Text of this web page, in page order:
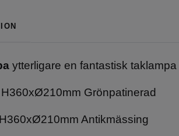
ytterligare en fantastisk
H360xØ210mm Grönpatinerad
Antikmässing